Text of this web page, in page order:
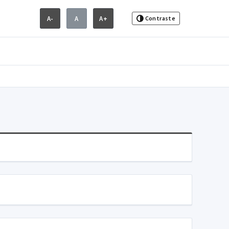
A- A A+ Contraste